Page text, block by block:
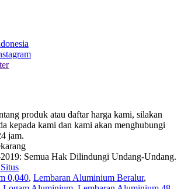
produk atau daftar harga kami, silakan
kepada kami dan kami akan menghubungi
jam.
Semua Hak Dilindungi Undang-Undang.
0,040, Lembaran Aluminium Beralur,